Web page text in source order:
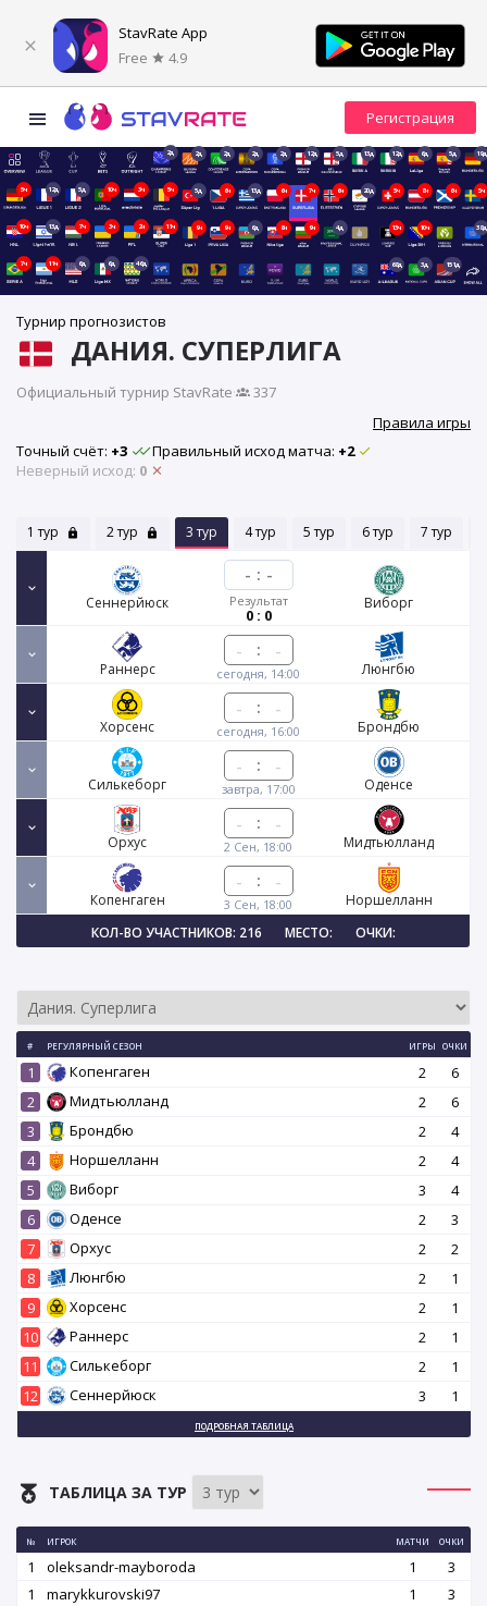
StavRate App
Free
4.9
2д 2д 2д 2д 2д 12д 5д 13д 12д 6д 5д 19д
5ч 12д 5д 10ч 3ч 5ч 5д 6ч 13д 6ч 7ч 6ч 20д 5ч 8ч 6ч 5ч
10ч 13д 7ч 3ч 2ч 11ч 9ч 9ч 6д 8ч 9ч 4д 13ч 10ч 38д
7ч 11ч 6д 6д 46д 68д 3д 151д
Турнир прогнозистов
ДАНИЯ. СУПЕРЛИГА
Официальный турнир StavRate·
337
Правила игры
Точный счёт: +3 Правильный исход матча: +2
Неверный исход: 0
1 тур 2 тур 3 тур 4 тур 5 тур 6 тур 7 тур
Сеннерйюск
- : -
Результат
0 : 0
Виборг
Раннерс
:
сегодня, 14:00 Люнгбю
Хорсенс
:
сегодня, 16:00 Брондбю
Силькеборг
:
завтра, 17:00 Оденсе
Орхус
:
2 Сен, 18:00 Мидтьюлланд
Копенгаген
:
3 Сен, 18:00
Норшелланн
КОЛ-ВО УЧАСТНИКОВ: 216
МЕСТО: ОЧКИ:
# РЕГУЛЯРНЫЙ СЕЗОН ИГРЫ ОЧКИ
1 Копенгаген 2
6
2
Мидтьюлланд 2
6
3
Брондбю 2
4
4
Норшелланн 2
4
5
Виборг 3
4
6
Оденсе 2
3
7
Орхус 2
2
8
Люнгбю 2
1
9
Хорсенс 2
1
10
Раннерс 2
1
11
Силькеборг 2
1
12
Сеннерйюск 3 1
ПОДРОБНАЯ ТАБЛИЦА
ТАБЛИЦА ЗА ТУР
№ ИГРОК МАТЧИ ОЧКИ
1 oleksandr-mayboroda 1
3
1
marykkurovski97 1
3